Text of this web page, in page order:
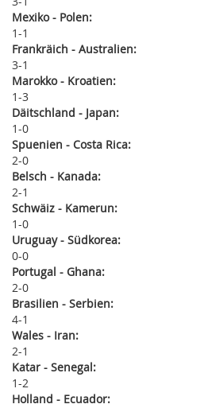
Mexiko - Polen:
1 1
Frankräich - Australien:
3 1
Marokko - Kroatien:
1 3
Däitschland - Japan:
1 0
Spuenien - Costa Rica:
2 0
Belsch - Kanada:
2 1
Schwäiz - Kamerun:
1 0
Uruguay - Südkorea:
0 0
Portugal - Ghana:
2 0
Brasilien - Serbien:
4 1
Wales - Iran:
2 1
Katar - Senegal:
1 2
Holland - Ecuador: